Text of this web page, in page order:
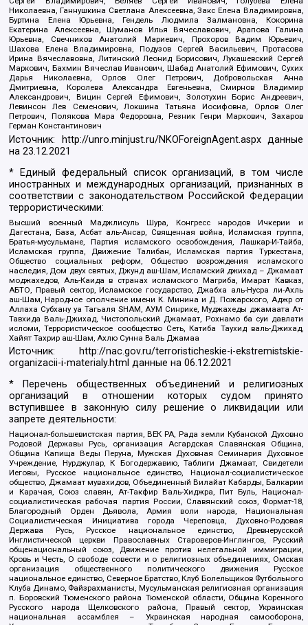
Николаевна, Ганнушкина Светлана Алексеевна, Закс Елена Владимировна,
Буртина Елена Юрьевна, Гендель Людмила Залмановна, Кокорина
Екатерина Алексеевна, Шуманов Илья Вячеславович, Арапова Галина
Юрьевна, Свечников Анатолий Мариевич, Прохоров Вадим Юрьевич,
Шахова Елена Владимировна, Подузов Сергей Васильевич, Протасова
Ирина Вячеславовна, Литинский Леонид Борисович, Лукашевский Сергей
Маркович, Бахмин Вячеслав Иванович, Шабад Анатолий Ефимович, Сухих
Дарья Николаевна, Орлов Олег Петрович, Добровольская Анна
Дмитриевна, Королева Александра Евгеньевна, Смирнов Владимир
Александрович, Вицин Сергей Ефимович, Золотухин Борис Андреевич,
Левинсон Лев Семенович, Локшина Татьяна Иосифовна, Орлов Олег
Петрович, Полякова Мара Федоровна, Резник Генри Маркович, Захаров
Герман Константинович
Источник: http://unro.minjust.ru/NKOForeignAgent.aspxданные
на23.12.2021
* Единый федеральный список организаций, в том числе
иностранных и международных организаций, признанных в
соответствии с законодательством Российской Федерации
террористическими:
Высший военный Маджлисуль Шура, Конгресс народов Ичкерии и
Дагестана, База, Асбат аль-Ансар, Священная война, Исламская группа,
Братья-мусульмане, Партия исламского освобождения, Лашкар-И-Тайба,
Исламская группа, Движение Талибан, Исламская партия Туркестана,
Общество социальных реформ, Общество возрождения исламского
наследия, Дом двух святых, Джунд аш-Шам, Исламский джихад – Джамаат
моджахедов, Аль-Каида в странах исламского Магриба, Имарат Кавказ,
АБТО, Правый сектор, Исламское государство, Джабха аль-Нусра ли-Ахль
аш-Шам, Народное ополчение имени К. Минина и Д. Пожарского, Аджр от
Аллаха Субхану уа Тагьаля SHAM, АУМ Синрике, Муджахеды джамаата Ат-
Тавхида Валь-Джихад, Чистопольский Джамаат, Рохнамо ба суи давлати
исломи, Террористическое сообщество Сеть, Катиба Таухид валь-Джихад,
Хайят Тахрир аш-Шам, Ахлю Сунна Валь Джамаа
Источник:
http://nac.gov.ru/terroristicheskie-i-ekstremistskie-
organizacii-i-materialy.html данные на06.12.2021
* Перечень общественных объединений и религиозных
организаций в отношении которых судом принято
вступившее в законную силу решение о ликвидации или
запрете деятельности:
Национал-большевистская партия, ВЕК РА, Рада земли Кубанской Духовно
Родовой Державы Русь, организация Асгардская Славянская Община,
Община Капища Веды Перуна, Мужская Духовная Семинария Духовное
Учреждение, Нурджулар, К Богодержавию, Таблиги Джамаат, Свидетели
Иеговы, Русское национальное единство, Национал-социалистическое
общество, Джамаат мувахидов, Объединенный Вилайат Кабарды, Балкарии
и Карачая, Союз славян, Ат-Такфир Валь-Хиджра, Пит Буль, Национал-
социалистическая рабочая партия России, Славянский союз, Формат-18,
Благородный Орден Дьявола, Армия воли народа, Национальная
Социалистическая Инициатива города Череповца, Духовно-Родовая
Держава Русь, Русское национальное единство, Древнерусской
Инглистической церкви Православных Староверов-Инглингов, Русский
общенациональный союз, Движение против нелегальной иммиграции,
Кровь и Честь, О свободе совести и о религиозных объединениях, Омская
организация общественного политического движения Русское
национальное единство, Северное Братство, Клуб Болельщиков Футбольного
Клуба Динамо, Файзрахманисты, Мусульманская религиозная организация
п. Боровский Тюменского района Тюменской области, Община Коренного
Русского народа Щелковского района, Правый сектор, Украинская
национальная ассамблея – Украинская народная самооборона,